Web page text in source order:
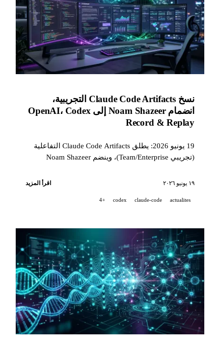
نسخ Claude Code Artifacts التجريبية،
انضمام Noam Shazeer إلى OpenAI، Codex
Record & Replay
19 يونيو 2026: يطلق Claude Code Artifacts التفاعلية
(تجريبي Team/Enterprise)، وينضم Noam Shazeer
ويؤتمت Codex Record & Replay سير العمل عبر
عن ماسح بالموجات فوق الصوتية.
١٩ يونيو ٢٠٢٦ اقرأ المزيد
actualites
claude-code
codex
+4